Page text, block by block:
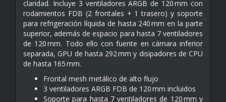
claridad. Incluye 3 ventiladores ARGB de 120 mm con
rodamientos FDB (2 frontales + 1 trasero) y soporte
para refrigeración líquida de hasta 240 mm en la parte
superior, además de espacio para hasta 7 ventiladores
de 120 mm. Todo ello con fuente en cámara inferior
separada, GPU de hasta 292 mm y disipadores de CPU
de hasta 165 mm.
Frontal mesh metálico de alto flujo
3 ventiladores ARGB FDB de 120 mm incluidos
Soporte para hasta 7 ventiladores de 120 mm y